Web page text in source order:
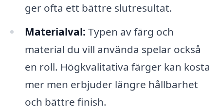
ger ofta ett bättre slutresultat.
Materialval: Typen av färg och
material du vill använda spelar också
en roll. Högkvalitativa färger kan kosta
mer men erbjuder längre hållbarhet
och bättre finish.